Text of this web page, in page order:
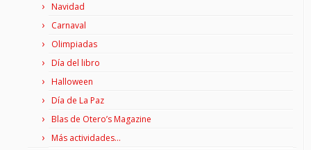
Navidad
Carnaval
Olimpiadas
Día del libro
Halloween
Día de La Paz
Blas de Otero’s Magazine
Más actividades…